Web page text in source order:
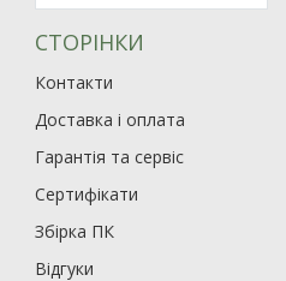
СТОРІНКИ
Контакти
Доставка і оплата
Гарантія та сервіс
Сертифікати
Збірка ПК
Відгуки